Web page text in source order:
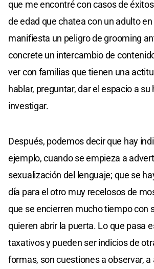
que me encontré con casos de
de edad que chatea con un adulto
manifiesta un peligro de grooming
concrete un intercambio de
ver con familias que tienen una
hablar, preguntar, dar el espacio a su
investigar.
Después, podemos decir que hay
ejemplo, cuando se empieza a
sexualización del lenguaje; que se
día para el otro muy recelosos de
que se encierren mucho tiempo con
quieren abrir la puerta. Lo que pasa
taxativos y pueden ser indicios de
formas, son cuestiones a observar, a